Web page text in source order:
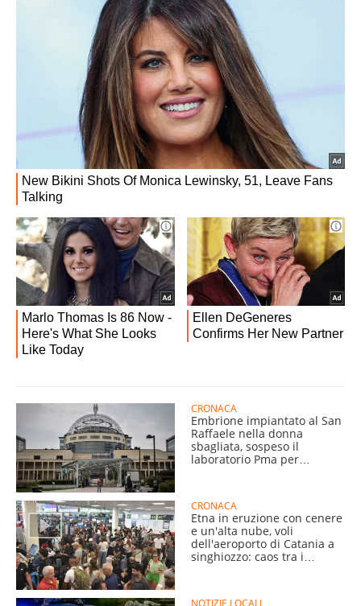
CRONACA
Embrione impiantato al San
Raffaele nella donna
sbagliata, sospeso il
laboratorio Pma per
CRONACA
Etna in eruzione con cenere
e un'alta nube, voli
dell'aeroporto di Catania a
singhiozzo: caos tra i